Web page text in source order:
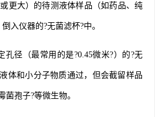
更大）的待测液体样品（如药品、纯
入仪器的?无菌滤杯?中。
孔径（最常用的是?0.45微米?）的?无
体和小分子物质通过，但会截留样品
菌孢子?等微生物。